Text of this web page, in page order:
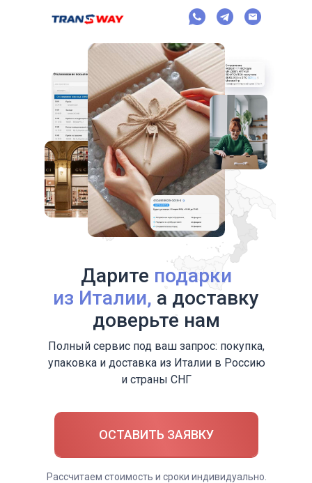
Полный сервис под ваш запрос: покупка,
упаковка и доставка из Италии в Россию
и страны СНГ
Рассчитаем стоимость и сроки индивидуально.
Дарите подарки
из Италии, а доставку
доверьте нам
ОСТАВИТЬ ЗАЯВКУ